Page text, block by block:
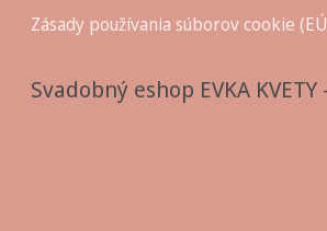
Zásady používania súborov cookie
Svadobný eshop EVKA KVETY